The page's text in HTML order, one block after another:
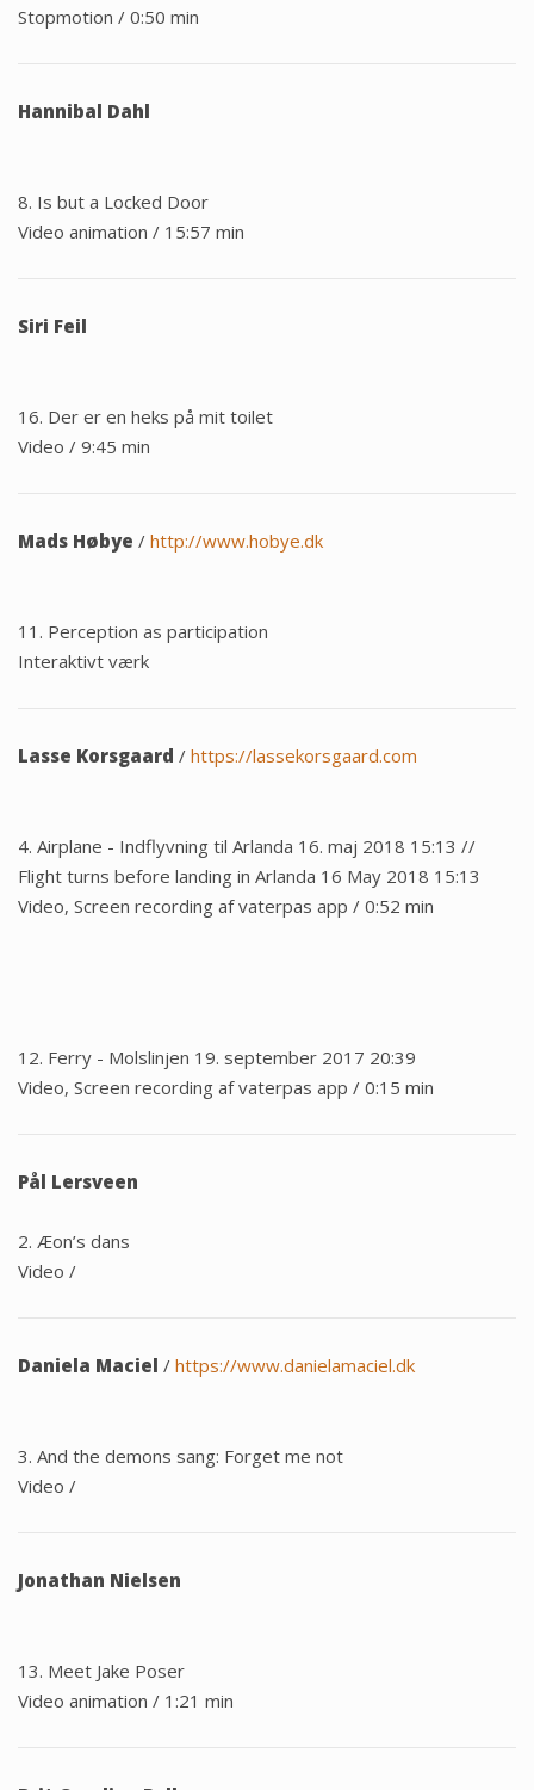
Stopmotion / 0:50 min
Hannibal Dahl
8. Is but a Locked Door
Video animation / 15:57 min
Siri Feil
16. Der er en heks på mit toilet
Video / 9:45 min
Mads Høbye / http://www.hobye.dk
11. Perception as participation
Interaktivt værk
Lasse Korsgaard / https://lassekorsgaard.com
4. Airplane - Indflyvning til Arlanda 16. maj 2018 15:13 //
Flight turns before landing in Arlanda 16 May 2018 15:13
Video, Screen recording af vaterpas app / 0:52 min
12. Ferry - Molslinjen 19. september 2017 20:39
Video, Screen recording af vaterpas app / 0:15 min
Pål Lersveen
2. Æon’s dans
Video /
Daniela Maciel / https://www.danielamaciel.dk
3. And the demons sang: Forget me not
Video /
Jonathan Nielsen
13. Meet Jake Poser
Video animation / 1:21 min